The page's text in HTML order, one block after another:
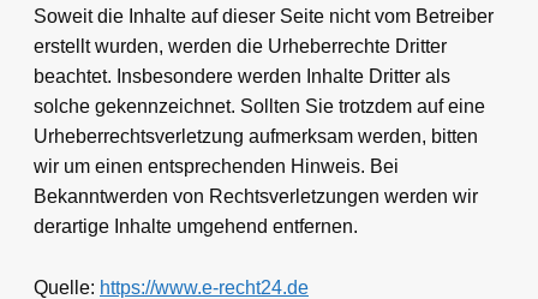
Soweit die Inhalte auf dieser Seite nicht vom Betreiber
erstellt wurden, werden die Urheberrechte Dritter
beachtet. Insbesondere werden Inhalte Dritter als
solche gekennzeichnet. Sollten Sie trotzdem auf eine
Urheberrechtsverletzung aufmerksam werden, bitten
wir um einen entsprechenden Hinweis. Bei
Bekanntwerden von Rechtsverletzungen werden wir
derartige Inhalte umgehend entfernen.
Quelle: https://www.e-recht24.de